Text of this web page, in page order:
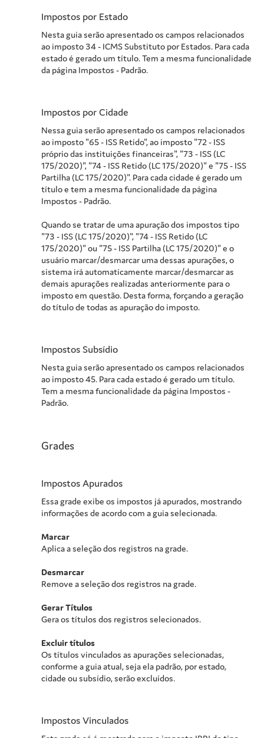
Impostos por Estado
Nesta guia serão apresentado os campos relacionados
ao imposto 34 - ICMS Substituto por Estados. Para cada
estado é gerado um título. Tem a mesma funcionalidade
da página Impostos - Padrão.
Impostos por Cidade
Nessa guia serão apresentado os campos relacionados
ao imposto "65 - ISS Retido", ao imposto "72 - ISS
próprio das instituições financeiras", "73 - ISS (LC
175/2020)", "74 - ISS Retido (LC 175/2020)" e "75 - ISS
Partilha (LC 175/2020)". Para cada cidade é gerado um
título e tem a mesma funcionalidade da página
Impostos - Padrão.
Quando se tratar de uma apuração dos impostos tipo
"73 - ISS (LC 175/2020)", "74 - ISS Retido (LC
175/2020)" ou "75 - ISS Partilha (LC 175/2020)" e o
usuário marcar/desmarcar uma dessas apurações, o
sistema irá automaticamente marcar/desmarcar as
demais apurações realizadas anteriormente para o
imposto em questão. Desta forma, forçando a geração
do título de todas as apuração do imposto.
Impostos Subsídio
Nesta guia serão apresentado os campos relacionados
ao imposto 45. Para cada estado é gerado um título.
Tem a mesma funcionalidade da página Impostos -
Padrão.
Grades
Impostos Apurados
Essa grade exibe os impostos já apurados, mostrando
informações de acordo com a guia selecionada.
Marcar
Aplica a seleção dos registros na grade.
Desmarcar
Remove a seleção dos registros na grade.
Gerar Títulos
Gera os títulos dos registros selecionados.
Excluir títulos
Os títulos vinculados as apurações selecionadas,
conforme a guia atual, seja ela padrão, por estado,
cidade ou subsídio, serão excluídos.
Impostos Vinculados